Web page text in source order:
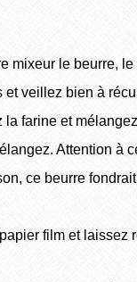
mixeur le beurre,
veillez bien à
la farine et
Attention à
ce beurre
film et laissez